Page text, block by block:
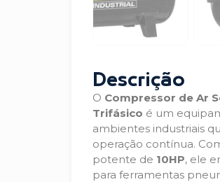
Descrição
O Compressor de Ar
Trifásico é um
ambientes industriais
operação contínua.
potente de 10HP, ele
para ferramentas